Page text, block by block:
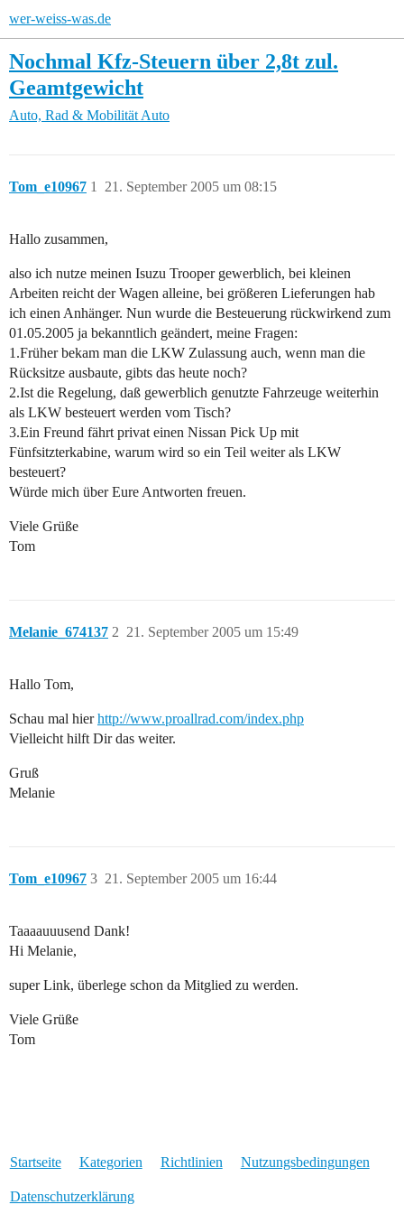
wer-weiss-was.de
Nochmal Kfz-Steuern über 2,8t zul.
Geamtgewicht
Auto, Rad & Mobilität Auto
Tom_e10967 21. September 2005 um 08:15
1
Hallo zusammen,
also ich nutze meinen Isuzu Trooper gewerblich, bei kleinen
Arbeiten reicht der Wagen alleine, bei größeren Lieferungen hab
ich einen Anhänger. Nun wurde die Besteuerung rückwirkend zum
01.05.2005 ja bekanntlich geändert, meine Fragen:
1.Früher bekam man die LKW Zulassung auch, wenn man die
Rücksitze ausbaute, gibts das heute noch?
2.Ist die Regelung, daß gewerblich genutzte Fahrzeuge weiterhin
als LKW besteuert werden vom Tisch?
3.Ein Freund fährt privat einen Nissan Pick Up mit
Fünfsitzterkabine, warum wird so ein Teil weiter als LKW
besteuert?
Würde mich über Eure Antworten freuen.
Viele Grüße
Tom
Melanie_674137 21. September 2005 um 15:49
2
Hallo Tom,
Schau mal hierhttp://www.proallrad.com/index.php
Vielleicht hilft Dir das weiter.
Gruß
Melanie
Tom_e10967 21. September 2005 um 16:44
3
Taaaauuusend Dank!
Hi Melanie,
super Link, überlege schon da Mitglied zu werden.
Viele Grüße
Tom
Startseite Kategorien Richtlinien Nutzungsbedingungen
Datenschutzerklärung